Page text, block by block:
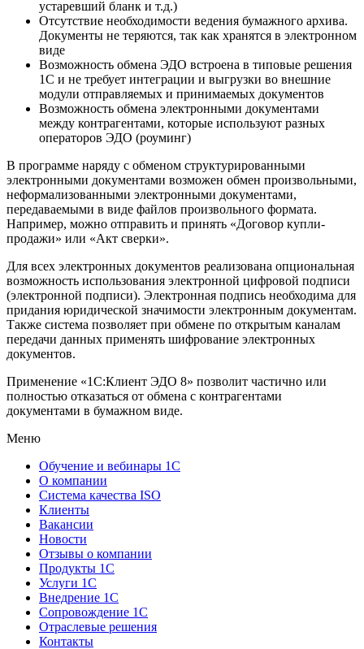
устаревший бланк и т.д.)
Отсутствие необходимости ведения бумажного архива.
Документы не теряются, так как хранятся в электронном
виде
Возможность обмена ЭДО встроена в типовые решения
1С и не требует интеграции и выгрузки во внешние
модули отправляемых и принимаемых документов
Возможность обмена электронными документами
между контрагентами, которые используют разных
операторов ЭДО (роуминг)
В программе наряду с обменом структурированными
электронными документами возможен обмен произвольными,
неформализованными электронными документами,
передаваемыми в виде файлов произвольного формата.
Например, можно отправить и принять «Договор купли-
продажи» или «Акт сверки».
Для всех электронных документов реализована опциональная
возможность использования электронной цифровой подписи
(электронной подписи). Электронная подпись необходима для
придания юридической значимости электронным документам.
Также система позволяет при обмене по открытым каналам
передачи данных применять шифрование электронных
документов.
Применение «1С:Клиент ЭДО 8» позволит частично или
полностью отказаться от обмена с контрагентами
документами в бумажном виде.
Меню
Обучение и вебинары 1С
О компании
Система качества ISO
Клиенты
Вакансии
Новости
Отзывы о компании
Продукты 1С
Услуги 1С
Внедрение 1С
Сопровождение 1С
Отраслевые решения
Контакты